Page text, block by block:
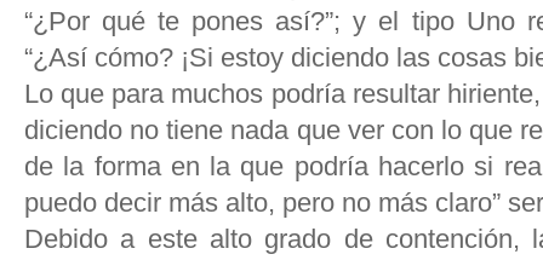
“¿Por qué te pones así?”; y el tipo Uno
“¿Así cómo? ¡Si estoy diciendo las cosas
Lo que para muchos podría resultar
diciendo no tiene nada que ver con lo que
de la forma en la que podría hacerlo si
puedo decir más alto, pero no más claro”
Debido a este alto grado de contención,